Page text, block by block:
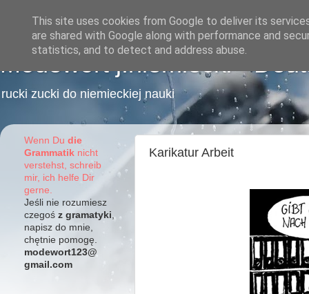
Modewort j.niemiecki -
rucki zucki do niemieckiej nauki
Karikatur Arbeit
Wenn Du die
Grammatik nicht
verstehst, schreib
mir, ich helfe Dir
gerne.
Jeśli nie rozumiesz
czegoś z gramatyki
napisz do mnie,
chętnie pomogę.
modewort123@
gmail.com
This site uses cookies from Google to deliver its
are shared with Google along with performance and
statistics, and to detect and address abuse.